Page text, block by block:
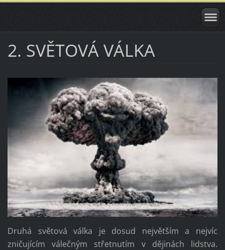
2. SVĚTOVÁ VÁLKA
Druhá světová válka je dosud největším a nejvíc
zničujícím válečným střetnutím v dějinách lidstva.